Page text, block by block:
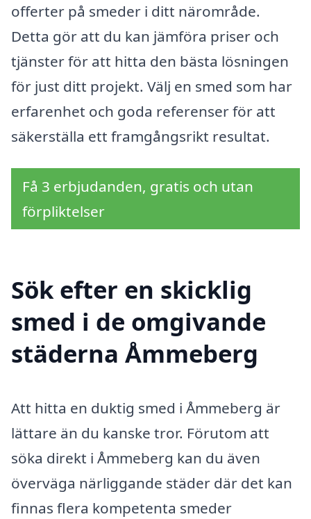
offerter på smeder i ditt närområde.
Detta gör att du kan jämföra priser och
tjänster för att hitta den bästa lösningen
för just ditt projekt. Välj en smed som har
erfarenhet och goda referenser för att
säkerställa ett framgångsrikt resultat.
Få 3 erbjudanden, gratis och utan
förpliktelser
Sök efter en skicklig
smed i de omgivande
städerna Åmmeberg
Att hitta en duktig smed i Åmmeberg är
lättare än du kanske tror. Förutom att
söka direkt i Åmmeberg kan du även
överväga närliggande städer där det kan
finnas flera kompetenta smeder